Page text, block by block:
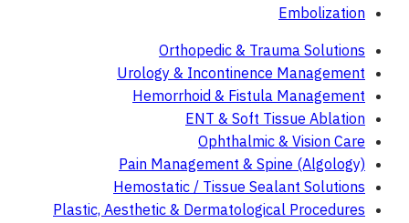
Embolization
Orthopedic & Trauma Solutions
Urology & Incontinence Management
Hemorrhoid & Fistula Management
ENT & Soft Tissue Ablation
Ophthalmic & Vision Care
Pain Management & Spine (Algology)
Hemostatic / Tissue Sealant Solutions
Plastic, Aesthetic & Dermatological Procedures